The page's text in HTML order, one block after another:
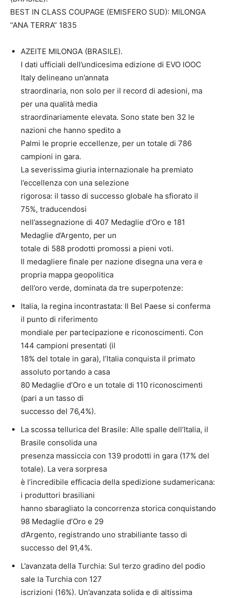
BEST IN CLASS COUPAGE (EMISFERO SUD): MILONGA
“ANA TERRA” 1835
AZEITE MILONGA (BRASILE).
I dati ufficiali dell’undicesima edizione di EVO IOOC
Italy delineano un’annata
straordinaria, non solo per il record di adesioni, ma
per una qualità media
straordinariamente elevata. Sono state ben 32 le
nazioni che hanno spedito a
Palmi le proprie eccellenze, per un totale di 786
campioni in gara.
La severissima giuria internazionale ha premiato
l’eccellenza con una selezione
rigorosa: il tasso di successo globale ha sfiorato il
75%, traducendosi
nell’assegnazione di 407 Medaglie d’Oro e 181
Medaglie d’Argento, per un
totale di 588 prodotti promossi a pieni voti.
Il medagliere finale per nazione disegna una vera e
propria mappa geopolitica
dell’oro verde, dominata da tre superpotenze:
Italia, la regina incontrastata: Il Bel Paese si conferma
il punto di riferimento
mondiale per partecipazione e riconoscimenti. Con
144 campioni presentati (il
18% del totale in gara), l’Italia conquista il primato
assoluto portando a casa
80 Medaglie d’Oro e un totale di 110 riconoscimenti
(pari a un tasso di
successo del 76,4%).
La scossa tellurica del Brasile: Alle spalle dell’Italia, il
Brasile consolida una
presenza massiccia con 139 prodotti in gara (17% del
totale). La vera sorpresa
è l’incredibile efficacia della spedizione sudamericana:
i produttori brasiliani
hanno sbaragliato la concorrenza storica conquistando
98 Medaglie d’Oro e 29
d’Argento, registrando uno strabiliante tasso di
successo del 91,4%.
L’avanzata della Turchia: Sul terzo gradino del podio
sale la Turchia con 127
iscrizioni (16%). Un’avanzata solida e di altissima